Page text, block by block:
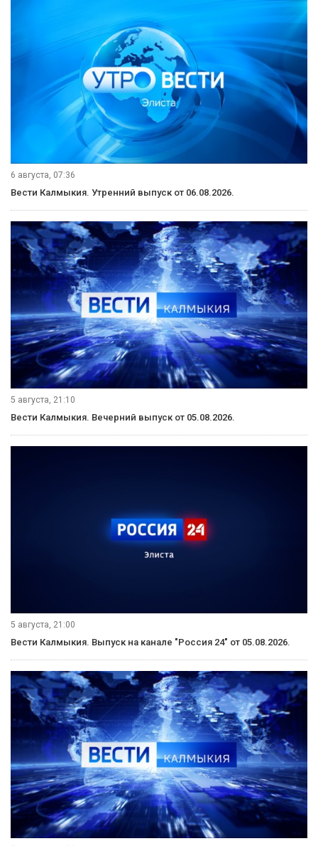
Видеосюжеты
6 августа, 11:30
Вести Калмыкия. Дневной выпуск от 06.08.2026.
«Өрүнә һарц» от 06.08.2026.
6 августа, 09:30
Вести Калмыкия. Выпуск на калмыцком языке от 06.08.2026.